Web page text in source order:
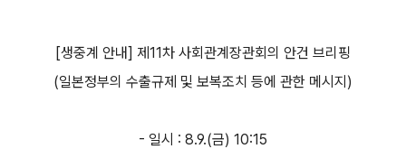
[생중계 안내] 제11차 사회관계장관회의 안건 브리핑
(일본정부의 수출규제 및 보복조치 등에 관한 메시지)
- 일시 : 8.9.(금) 10:15